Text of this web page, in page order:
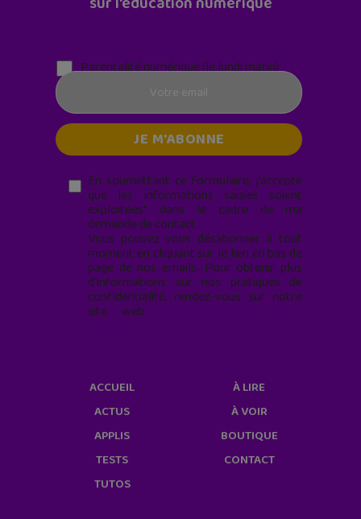
Parentalité numérique (le lundi matin)
En soumettant ce formulaire, j’accepte
que les informations saisies soient
exploitées* dans le cadre de ma
demande de contact.
Vous pouvez vous désabonner à tout
moment en cliquant sur le lien en bas de
page de nos emails. Pour obtenir plus
d'informations sur nos pratiques de
confidentialité, rendez-vous sur notre
site web
ACCUEIL
ACTUS
APPLIS
TESTS
TUTOS
À LIRE
À VOIR
BOUTIQUE
CONTACT